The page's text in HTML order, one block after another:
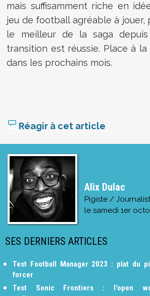
mais suffisamment riche en
jeu de football agréable à jouer,
le meilleur de la saga
transition est réussie. Place à la
dans les prochains mois.
Réagir à cet article
Alix Dulac
Pigiste /
le samedi 1er
SES DERNIERS ARTICLES
Test Football Manager 2023 : plat du
forcer
Test Sonic Frontiers : l'open